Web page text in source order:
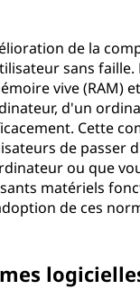
de la
sans
vive (RAM)
d'un
Cette
de passer
ou que
matériels
de ces